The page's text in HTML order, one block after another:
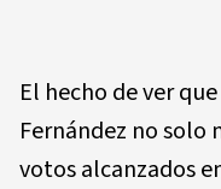
El hecho de ver
Fernández no solo
votos alcanzados